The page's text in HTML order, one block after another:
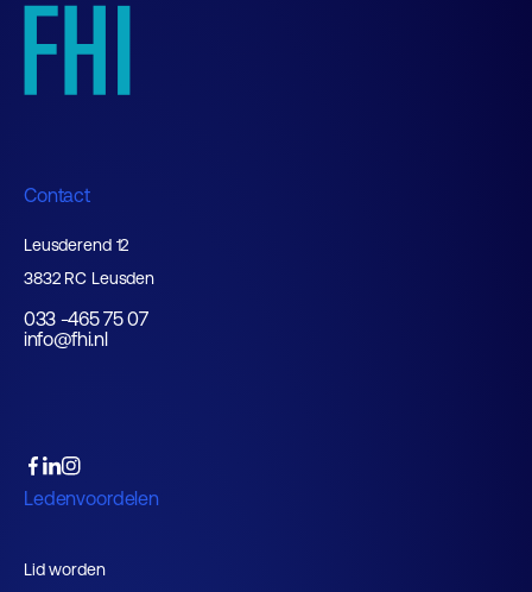
Contact
Leusderend 12
3832 RC Leusden
033 -465 75 07
info@fhi.nl
Ledenvoordelen
Lid worden